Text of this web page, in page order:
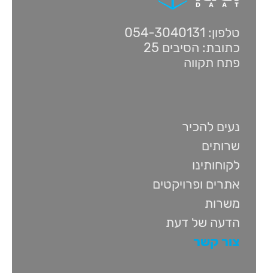
טלפון: 054-3040131
כתובת: הסיבים 25
פתח תקווה
נעים להכיר
שרותים
לקוחותינו
אתרים ופרויקטים
משרות
הדעה של דעת
צור קשר